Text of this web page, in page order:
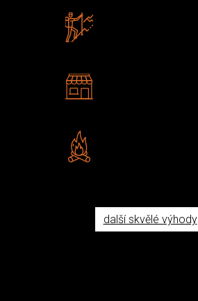
další skvělé výhody